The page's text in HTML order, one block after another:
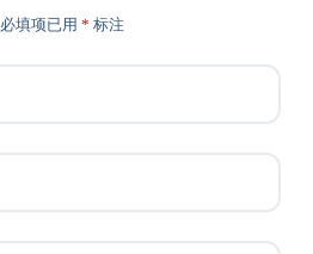
必填项已用 * 标注